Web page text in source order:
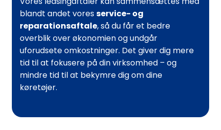
blandt andet voresservice- og
reparationsaftale, så du får et bedre
overblik over økonomien og undgår
uforudsete omkostninger. Det giver dig mere
tid til at fokusere på din virksomhed – og
mindre tid til at bekymre dig om dine
køretøjer.